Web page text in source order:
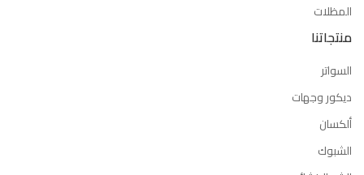
المظلات
منتجاتنا
السواتر
ديكور وجهات
ألكسان
الشبوك